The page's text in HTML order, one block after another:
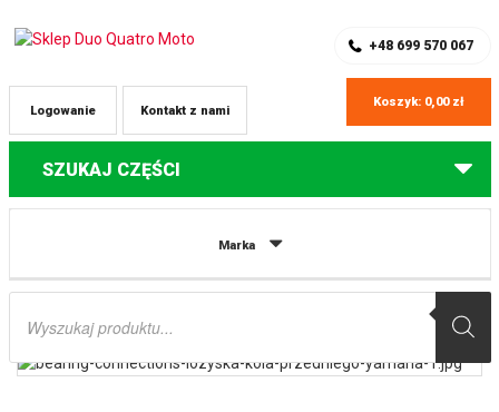
+48 699 570 067
Kontakt z nami
Logowanie
Koszyk: 0,00 zł
SZUKAJ CZĘŚCI
Marka
Wyszukiwarka
Części do quadów Yamaha
(25-1048) BEARING CONNECTIONS